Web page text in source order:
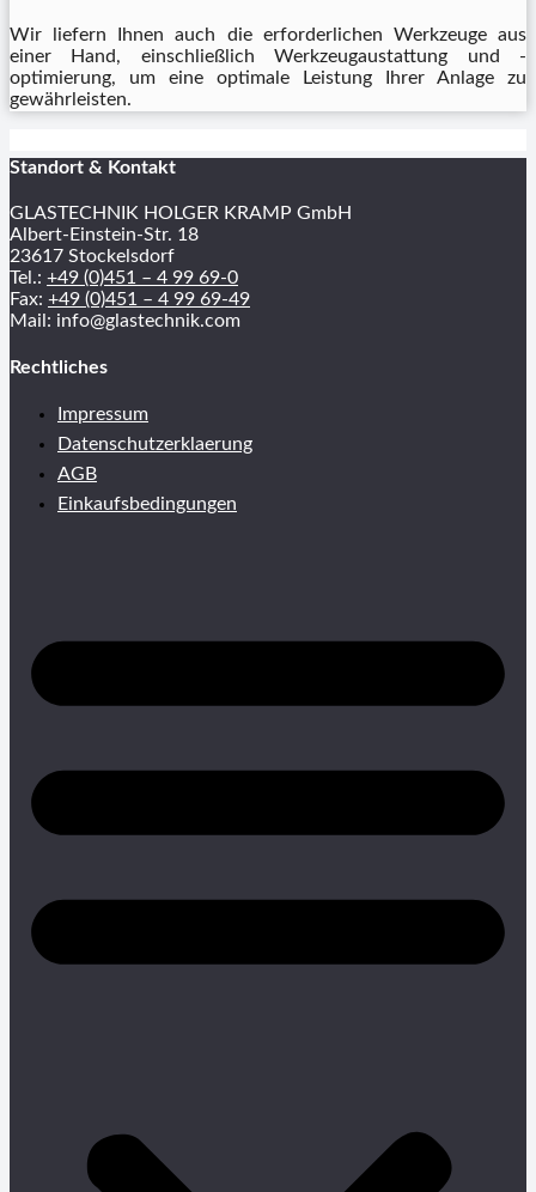
Wir liefern Ihnen auch die erforderlichen Werkzeuge aus
einer Hand, einschließlich Werkzeugaustattung und -
optimierung, um eine optimale Leistung Ihrer Anlage zu
gewährleisten.
Standort & Kontakt
GLASTECHNIK HOLGER KRAMP GmbH
Albert-Einstein-Str. 18
23617 Stockelsdorf
Tel.: +49 (0)451 – 4 99 69-0
Fax: +49 (0)451 – 4 99 69-49
Mail: info@glastechnik.com
Rechtliches
Impressum
Datenschutzerklaerung
AGB
Einkaufsbedingungen